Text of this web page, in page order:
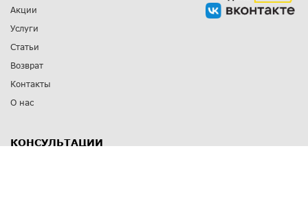
Акции
Услуги
Статьи
Возврат
Контакты
О нас
КОНСУЛЬТАЦИИ